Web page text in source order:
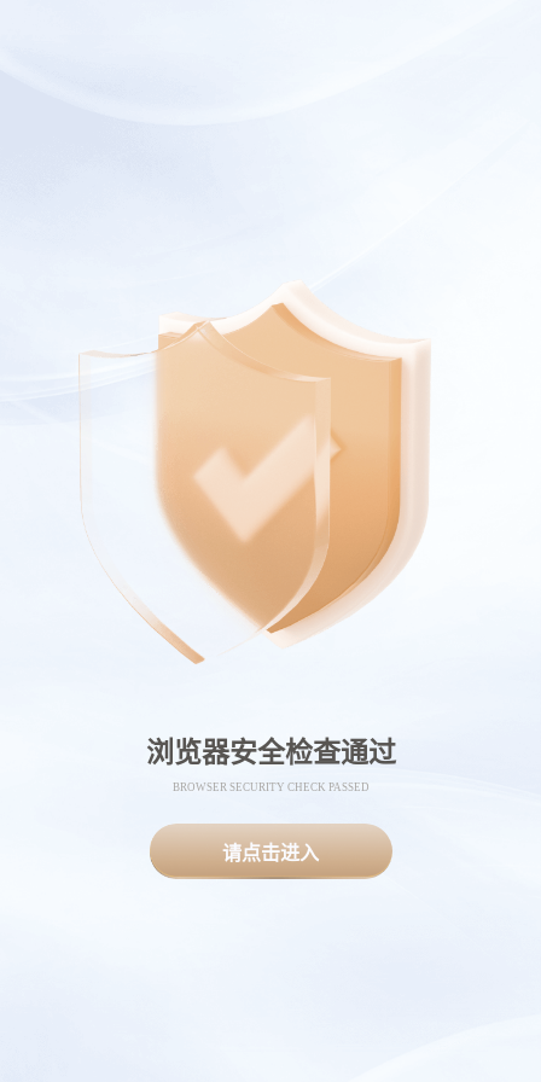
浏览器安全检查通过
BROWSER SECURITY CHECK PASSED
请点击进入